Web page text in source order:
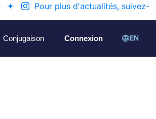
✦
Pour plus d'actualités, suivez-
Conjugaison Connexion EN